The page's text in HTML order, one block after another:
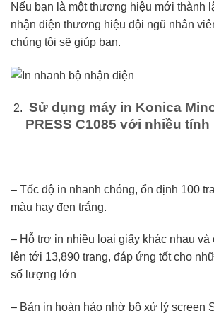
Nếu bạn là một thương hiệu mới thành
nhận diện thương hiệu đội ngũ nhân
chúng tôi sẽ giúp bạn.
Sử dụng máy in Konica
PRESS C1085 với nhiều
– Tốc độ in nhanh chóng, ổn định 100
màu hay đen trắng.
– Hỗ trợ in nhiều loại giấy khác nhau
lên tới 13,890 trang, đáp ứng tốt cho
số lượng lớn
– Bản in hoàn hảo nhờ bộ xử lý screen